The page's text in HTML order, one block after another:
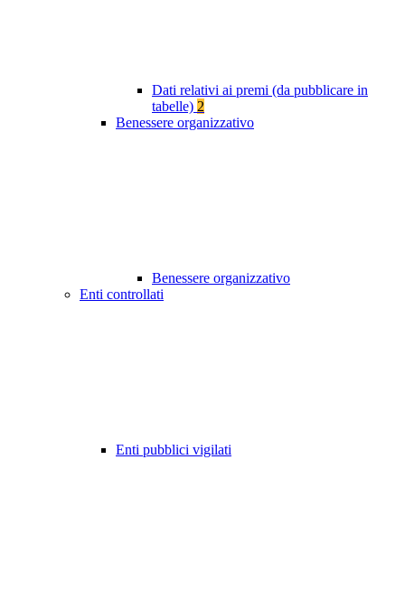
Dati relativi ai premi (da pubblicare in
tabelle) 2
Benessere organizzativo
Benessere organizzativo
Enti controllati
Enti pubblici vigilati